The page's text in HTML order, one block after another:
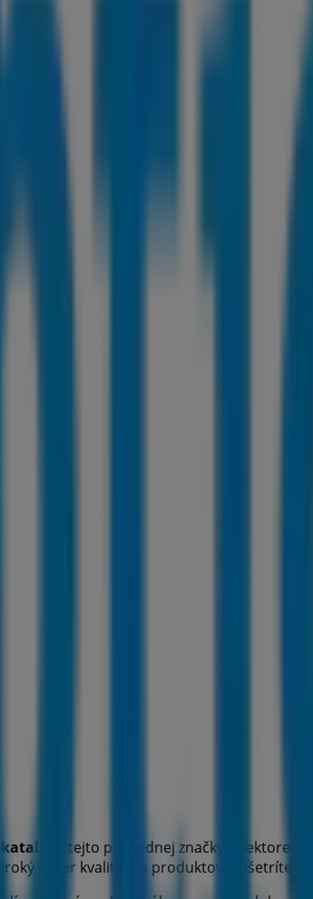
katalógy tejto poprednej značky v sektore
výber kvalitných produktov a ušetríte